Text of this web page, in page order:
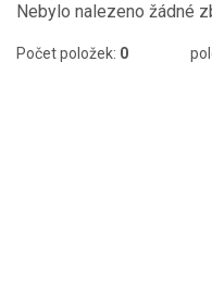
Nebylo nalezeno žádné
Počet položek: 0